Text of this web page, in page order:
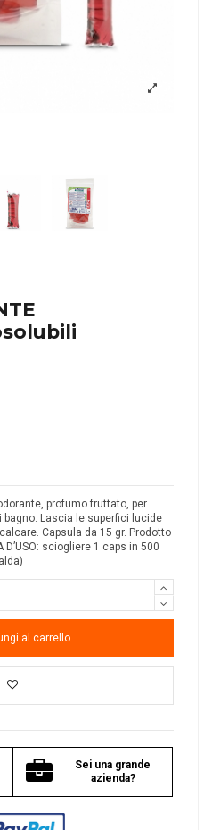
profumo fruttato, per
Lascia le superfici lucide
Capsula da 15 gr. Prodotto
sciogliere 1 caps in 500
al carrello
Sei una grande
azienda?